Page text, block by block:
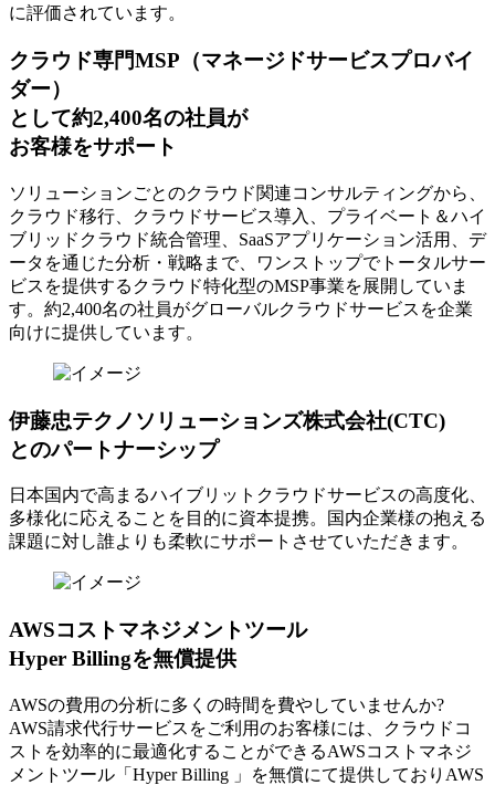
に評価されています。
クラウド専門MSP （マネージドサービスプロバイ
ダー）
として約2,400名の社員が
お客様をサポート
ソリューションごとのクラウド関連コンサルティングから、
クラウド移行、クラウドサービス導入、プライベート＆ハイ
ブリッドクラウド統合管理、SaaSアプリケーション活用、デ
ータを通じた分析・戦略まで、ワンストップでトータルサー
ビスを提供するクラウド特化型のMSP事業を展開していま
す。約2,400名の社員がグローバルクラウドサービスを企業
向けに提供しています。
伊藤忠テクノソリューションズ株式会社(CTC)
とのパートナーシップ
日本国内で高まるハイブリットクラウドサービスの高度化、
多様化に応えることを目的に資本提携。国内企業様の抱える
課題に対し誰よりも柔軟にサポートさせていただきます。
AWSコストマネジメントツール
Hyper Billingを無償提供
AWSの費⽤の分析に多くの時間を費やしていませんか?
AWS請求代⾏サービスをご利⽤のお客様には、クラウドコ
ストを効率的に最適化することができるAWSコストマネジ
メントツール「Hyper Billing 」を無償にて提供しておりAWS